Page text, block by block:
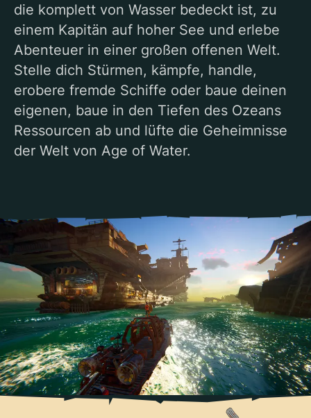
die komplett von Wasser bedeckt ist, zu
einem Kapitän auf hoher See und erlebe
Abenteuer in einer großen offenen Welt.
Stelle dich Stürmen, kämpfe, handle,
erobere fremde Schiffe oder baue deinen
eigenen, baue in den Tiefen des Ozeans
Ressourcen ab und lüfte die Geheimnisse
der Welt von Age of Water.